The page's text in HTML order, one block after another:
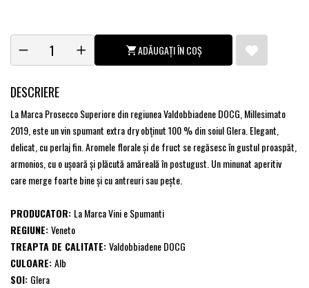
ADĂUGAȚI ÎN COȘ
DESCRIERE
La Marca Prosecco Superiore din regiunea Valdobbiadene DOCG, Millesimato
2019, este un vin spumant extra dry obținut 100 % din soiul Glera. Elegant,
delicat, cu perlaj fin. Aromele florale şi de fruct se regăsesc în gustul proaspăt,
armonios, cu o uşoară şi plăcută amăreală în postugust. Un minunat aperitiv
care merge foarte bine şi cu antreuri sau peşte.
PRODUCATOR: La Marca Vini e Spumanti
REGIUNE:Veneto
TREAPTA DE CALITATE:Valdobbiadene DOCG
CULOARE:Alb
SOI: Glera